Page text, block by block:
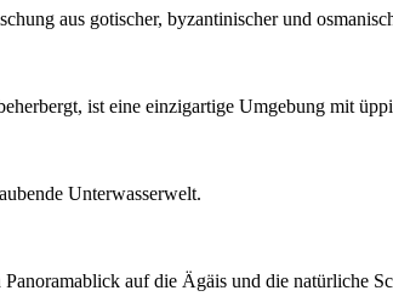
aus gotischer, byzantinischer und
ist eine einzigartige Umgebung mit
Unterwasserwelt.
auf die Ägäis und die natürliche